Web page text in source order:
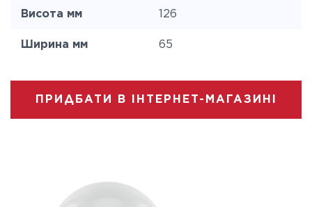
Висота мм 126
Ширина мм 65
ПРИДБАТИ В ІНТЕРНЕТ-МАГАЗИНІ